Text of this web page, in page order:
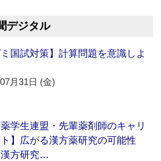
デジタル
ミ国試対策】計算問題を意識しよ
月31日 (金)
薬学生連盟・先輩薬剤師のキャリ
】広がる漢方薬研究の可能性
方研究…